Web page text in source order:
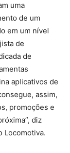
uma
de um
em um nível
de
de
aplicativos de
assim,
promoções e
diz
Locomotiva.